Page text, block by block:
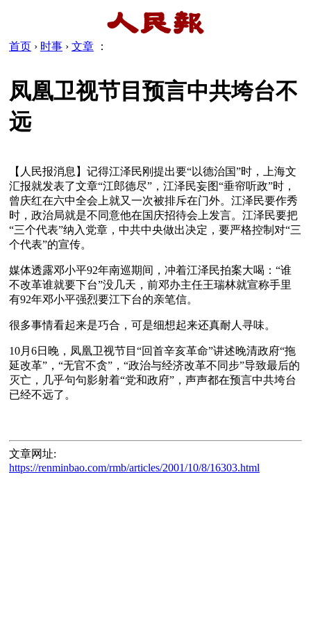
首页 › 时事 › 文章 ：
凤凰卫视节目预言中共垮台不
远
【人民报消息】记得江泽民刚提出要“以德治国”时，上海文
汇报就发表了文章“江郎德尽”，江泽民妄图“垂帘听政”时，
曾庆红在六中全会上就又一次被排斥在门外。江泽民要作秀
时，政治局就是不同意他在国庆招待会上发言。江泽民要把
“三个代表”纳入党章，中共中央做出决定，要严格控制对“三
个代表”的宣传。
媒体透露邓小平92年南巡期间，冲着江泽民拍案大喝：“谁
不改革谁就要下台”没几天，前邓办主任王瑞林就宣称手里
有92年邓小平强烈要江下台的亲笔信。
很多事情看起来是巧合，可是细想起来还真耐人寻味。
10月6日晚，凤凰卫视节目“回首辛亥革命”讲述晚清政府“拖
延改革”，“无官不贪”，“政治与经济改革不同步”导致最后的
灭亡，几乎句句影射着“党和政府”，声声都在预言中共垮台
文章网址:
https://renminbao.com/rmb/articles/2001/10/8/16303.html